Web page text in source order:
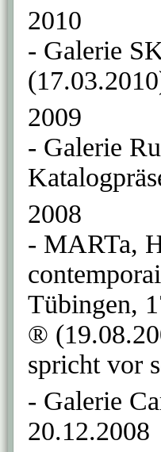
2010
- Galerie
2009
- Galerie
2008
- MARTa,
Tübingen,
®
spricht vor
- Galerie
20.12.2008